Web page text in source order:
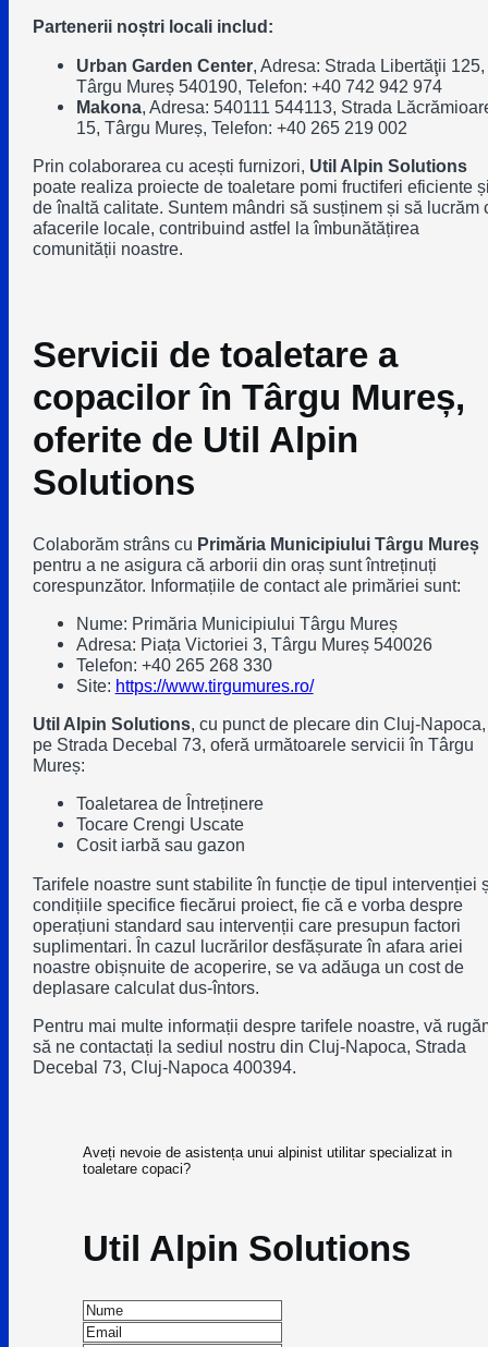
Partenerii noștri locali includ:
Urban Garden Center, Adresa: Strada Libertăţii 125,
Târgu Mureș 540190, Telefon: +40 742 942 974
Makona , Adresa: 540111 544113, Strada
15, Târgu Mureș, Telefon: +40 265 219 002
Prin colaborarea cu acești furnizori, Util Alpin Solutions
poate realiza proiecte de toaletare pomi fructiferi eficiente
de înaltă calitate. Suntem mândri să susținem și să lucrăm
afacerile locale, contribuind astfel la îmbunătățirea
comunității noastre.
Servicii de toaletare a
copacilor în Târgu Mureș,
oferite de Util Alpin
Solutions
Colaborăm strâns cu Primăria Municipiului Târgu Mureș
pentru a ne asigura că arborii din oraș sunt întreținuți
corespunzător. Informațiile de contact ale primăriei sunt:
Nume: Primăria Municipiului Târgu Mureș
Adresa: Piața Victoriei 3, Târgu Mureș 540026
Telefon: +40 265 268 330
Site: https://www.tirgumures.ro/
Util Alpin Solutions, cu punct de plecare din Cluj-Napoca,
pe Strada Decebal 73, oferă următoarele servicii în Târgu
Mureș:
Toaletarea de Întreținere
Tocare Crengi Uscate
Cosit iarbă sau gazon
Tarifele noastre sunt stabilite în funcție de tipul intervenției
condițiile specifice fiecărui proiect, fie că e vorba despre
operațiuni standard sau intervenții care presupun factori
suplimentari. În cazul lucrărilor desfășurate în afara ariei
noastre obișnuite de acoperire, se va adăuga un cost de
deplasare calculat dus-întors.
Pentru mai multe informații despre tarifele noastre, vă
să ne contactați la sediul nostru din Cluj-Napoca, Strada
Decebal 73, Cluj-Napoca 400394.
Aveți nevoie de asistența unui alpinist utilitar specializat in
toaletare copaci?
Util Alpin Solutions